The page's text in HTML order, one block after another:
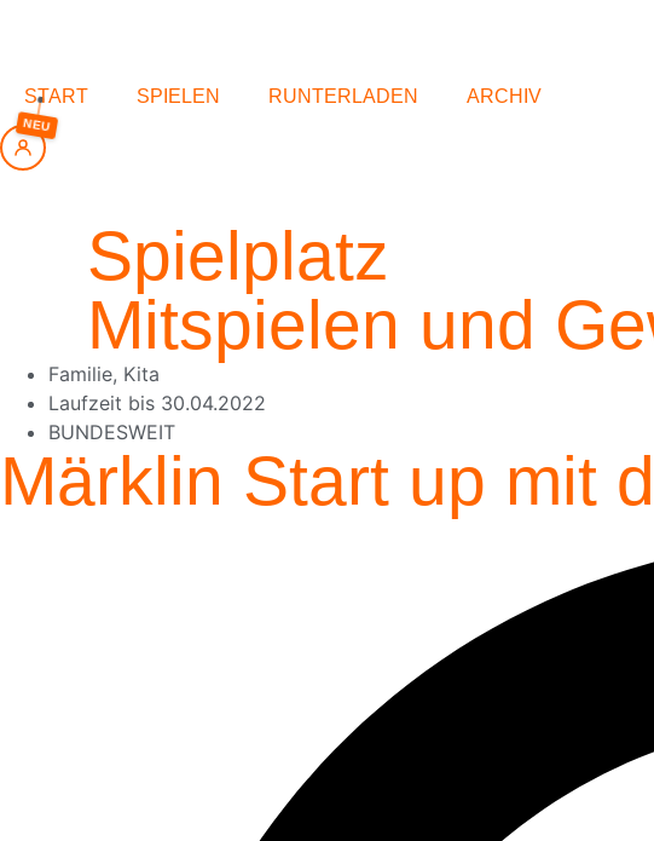
START SPIELEN RUNTERLADEN ARCHIV
NEU
Spielplatz
Mitspielen und
Familie, Kita
Laufzeit bis 30.04.2022
BUNDESWEIT
Märklin Start up mit